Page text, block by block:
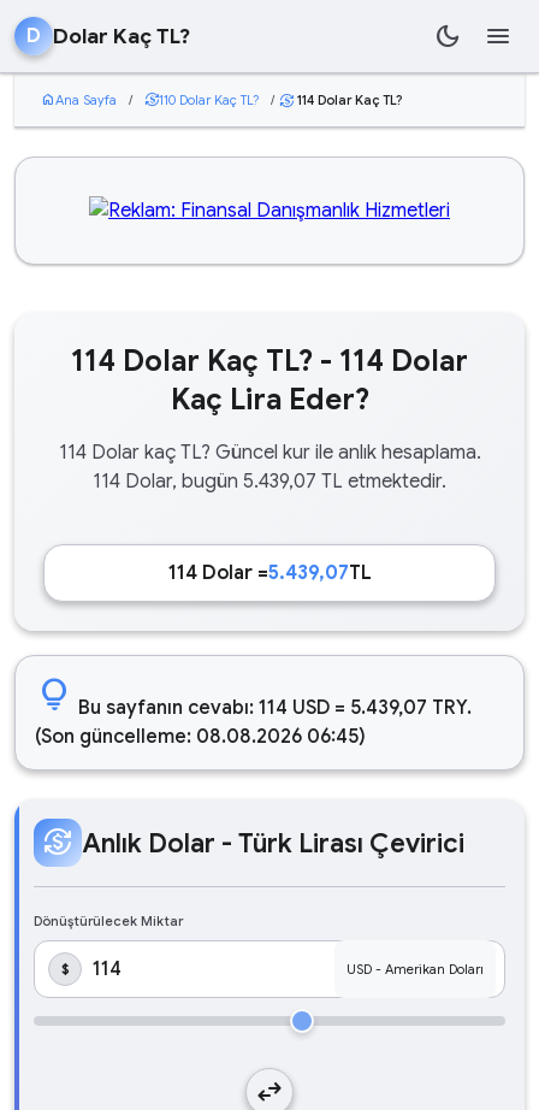
D Dolar Kaç TL? dark_mode menu
homeAna Sayfa / currency_exchange110 Dolar Kaç TL? / currency_exchange 114 Dolar Kaç TL?
114 Dolar Kaç TL? - 114 Dolar
Kaç Lira Eder?
114 Dolar kaç TL? Güncel kur ile anlık hesaplama.
114 Dolar, bugün 5.439,07 TL etmektedir.
114 Dolar =5.439,07TL
lightbulb Bu sayfanın cevabı: 114 USD = 5.439,07 TRY.
(Son güncelleme: 08.08.2026 06:45)
currency_exchange Anlık Dolar - Türk Lirası Çevirici
Dönüştürülecek Miktar
$
swap_horiz